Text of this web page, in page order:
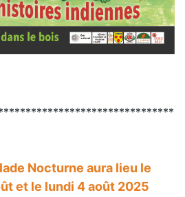
Nocturne aura lieu le
et le lundi 4 août 2025